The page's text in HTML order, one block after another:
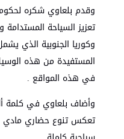
وقدم بلعاوي شكره
تعزيز السياحة
وكوريا الجنوبية الذي
المستفيدة من هذه
في هذه المواقع .
وأضاف بلعاوي في كلمة
تعكس تنوع حضاري مادي